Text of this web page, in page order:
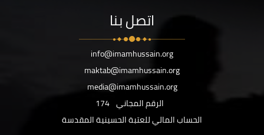
اتصل بنا
info@imamhussain.org
maktab@imamhussain.org
media@imamhussain.org
الرقم المجاني 174
الحساب المالي للعتبة الحسينية المقدسة